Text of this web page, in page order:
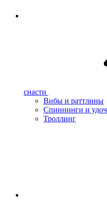
снасти
Вибы и раттлины
Спиннинги и
Троллинг